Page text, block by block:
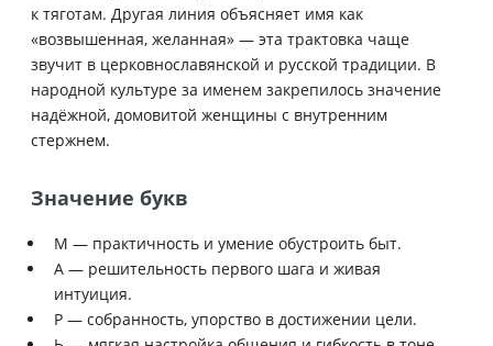
к тяготам. Другая линия объясняет имя как
«возвышенная, желанная» — эта трактовка чаще
звучит в церковнославянской и русской традиции. В
народной культуре за именем закрепилось значение
надёжной, домовитой женщины с внутренним
стержнем.
Значение букв
М — практичность и умение обустроить быт.
А — решительность первого шага и живая
интуиция.
Р — собранность, упорство в достижении цели.